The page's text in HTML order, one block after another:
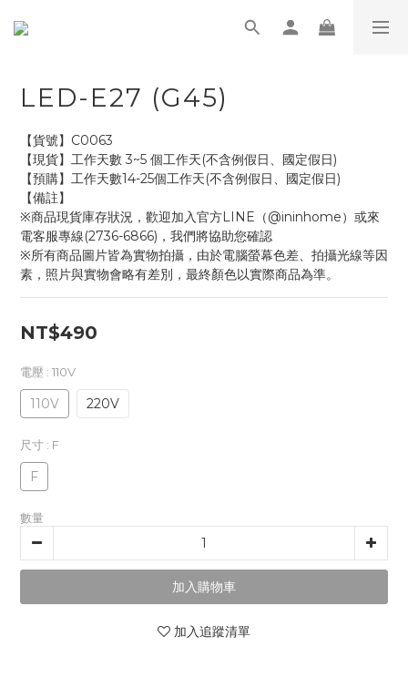
LED-E27 (G45)
【貨號】C0063
【現貨】工作天數 3~5 個工作天(不含例假日、國定假日)
【預購】工作天數14-25個工作天(不含例假日、國定假日)
【備註】
※商品現貨庫存狀況，歡迎加入官方LINE（@ininhome）或來
電客服專線(2736-6866)，我們將協助您確認
※所有商品圖片皆為實物拍攝，由於電腦螢幕色差、拍攝光線等因
素，照片與實物會略有差別，最終顏色以實際商品為準。
NT$490
電壓 : 110V
110V 220V
尺寸 : F
F
數量
加入購物車
加入追蹤清單